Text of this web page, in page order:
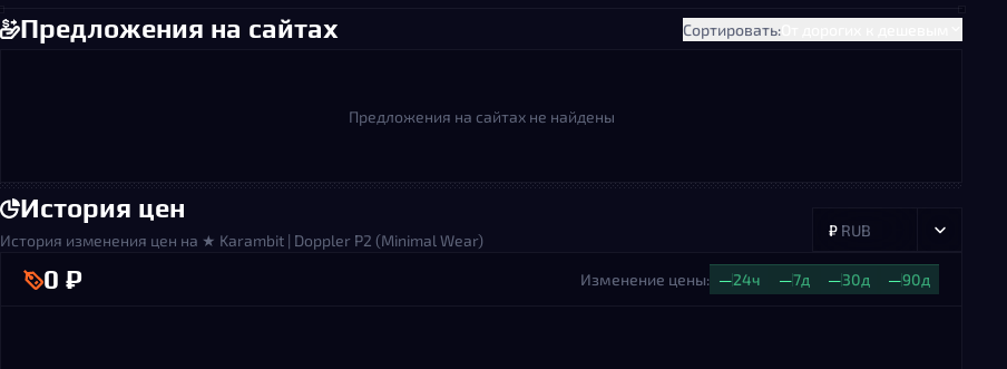
Предложения на сайтах Сортировать:
Предложения на сайтах не найдены
История цен
История изменения цен на ★ Karambit | Doppler P2 (Minimal Wear)
₽ RUB
0 ₽ Изменение цены: —24ч —7д —30д —90д